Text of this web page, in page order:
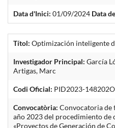
Data d'Inici: 01/09/2024 Data
Títol: Optimización inteligente
Investigador Principal: García
Artigas, Marc
Codi Oficial: PID2023-
Convocatòria: Convocatoria de
año 2023 del procedimiento de
«Proyectos de Generación de